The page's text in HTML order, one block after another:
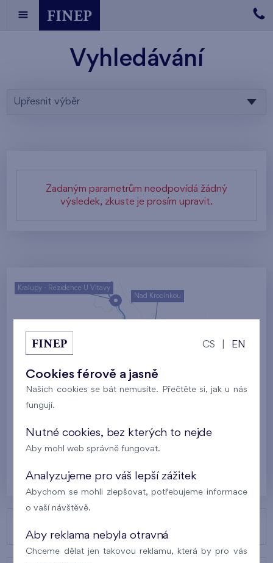
Vyhledávání
Upřesnit výběr
Zadaným parametrům neodpovídá žádný
výsledek, zkuste je prosím upravit.
Nad Krocínkou
Rodinné domy Britská čtvrť
Britská čtvrť
Kralupy - Rezidence U Vltavy
CS EN
Cookies férově a jasně
Našich cookies se bát nemusíte. Přečtěte si, jak u nás
fungují.
Nutné cookies, bez kterých to nejde
Aby mohl web správně fungovat.
Analyzujeme pro váš lepší zážitek
Abychom se mohli zlepšovat, potřebujeme informace
o vaší návštěvě.
Aby reklama nebyla otravná
Chceme dělat jen takovou reklamu, která by pro vás